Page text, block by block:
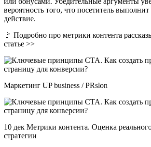
вероятность того, что посетитель
действие.
🚩 Подробно про метрики контента
статье >>
Маркетинг UP business / PRslon
10 дек Метрики контента. Оценка
стратегии